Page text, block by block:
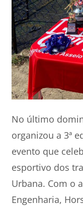
No último
organizou a 3ª
evento que
esportivo dos
Urbana. Com o
Engenharia,